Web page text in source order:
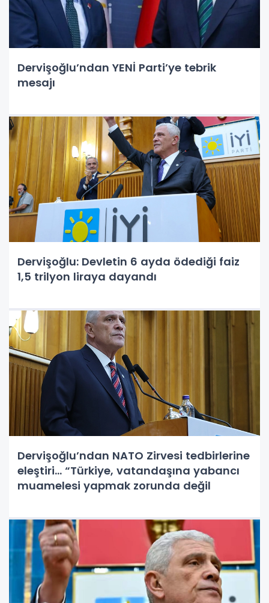
Dervişoğlu’ndan YENİ Parti’ye tebrik
mesajı
Dervişoğlu: Devletin 6 ayda ödediği faiz
1,5 trilyon liraya dayandı
Dervişoğlu’ndan NATO Zirvesi tedbirlerine
eleştiri... “Türkiye, vatandaşına yabancı
muamelesi yapmak zorunda değil